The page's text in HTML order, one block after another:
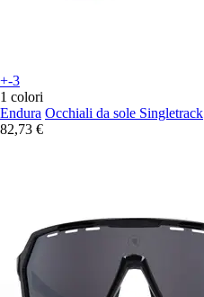
+-3
1 colori
Endura Occhiali da sole Singletrack
82,73 €